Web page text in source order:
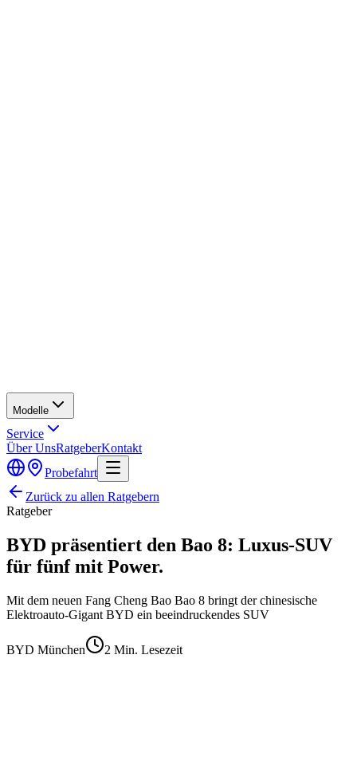
Modelle
Service
Über UnsRatgeberKontakt
Probefahrt
Zurück zu allen Ratgebern
Ratgeber
BYD präsentiert den Bao 8: Luxus-SUV
für fünf mit Power.
Mit dem neuen Fang Cheng Bao Bao 8 bringt der chinesische
Elektroauto-Gigant BYD ein beeindruckendes SUV
BYD München 2 Min. Lesezeit